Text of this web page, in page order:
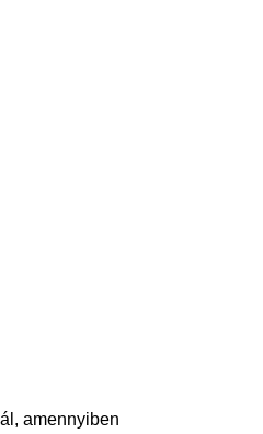
amennyiben